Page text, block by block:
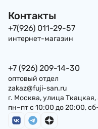
Контакты
+7(926) 011-29-57
интернет-магазин
+7 (926) 209-14-30
оптовый отдел
zakaz@fuji-san.ru
г. Москва, улица Ткацкая,
пн–пт с 10:00 до 20:00,